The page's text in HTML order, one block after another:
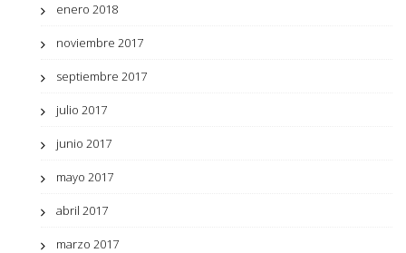
enero 2018
noviembre 2017
septiembre 2017
julio 2017
junio 2017
mayo 2017
abril 2017
marzo 2017